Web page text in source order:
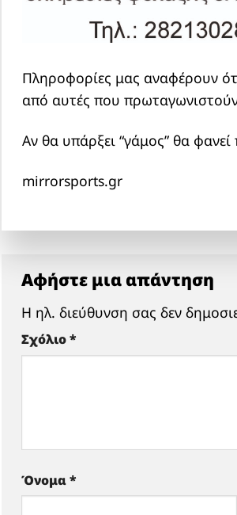
Πληροφορίες μας αναφέρουν
από αυτές που
Αν θα υπάρξει “γάμος” θα
mirrorsports.gr
Αφήστε μια απάντηση
Η ηλ. διεύθυνση σας δεν
Σχόλιο*
Όνομα*